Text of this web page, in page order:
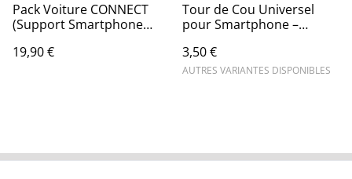
Pack Voiture CONNECT
(Support Smartphone
Allume-Cigare + Cable 3 en
19,90 €
Tour de Cou Universel
pour Smartphone –
3,50 €
AUTRES VARIANTES DISPONIBLES